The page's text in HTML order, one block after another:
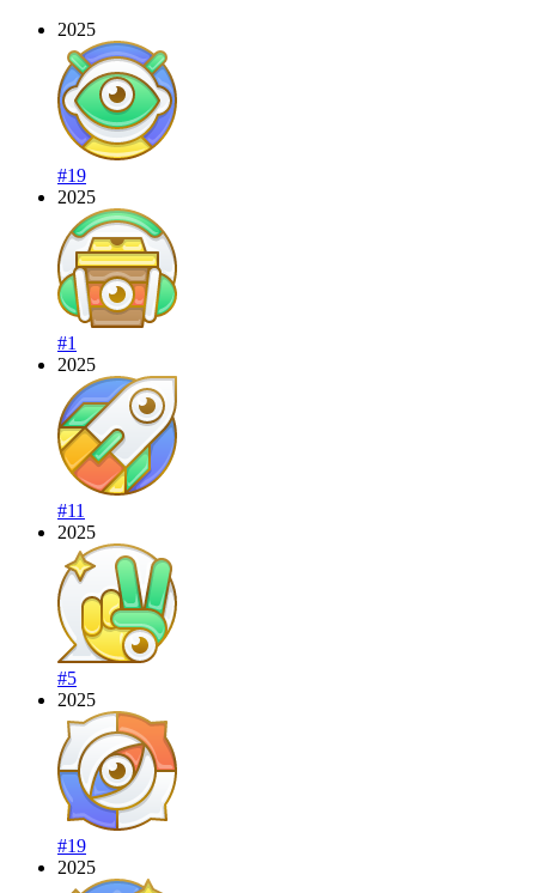
2025
#19
2025
#1
2025
#11
2025
#5
2025
#19
2025